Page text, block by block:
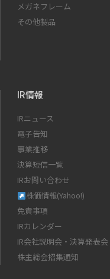
メガネフレーム
その他製品
IR情報
IRニュース
電子告知
事業推移
決算短信一覧
IRお問い合わせ
株価情報(Yahoo!)
免責事項
IRカレンダー
IR会社説明会・決算発表会
株主総会招集通知